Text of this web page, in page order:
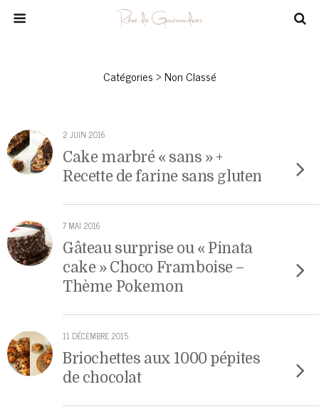
Catégories ›Non Classé
2 JUIN 2016
Cake marbré « sans » +
Recette de farine sans gluten
7 MAI 2016
Gâteau surprise ou « Pinata
cake » Choco Framboise –
Thème Pokemon
11 DÉCEMBRE 2015
Briochettes aux 1000 pépites
de chocolat